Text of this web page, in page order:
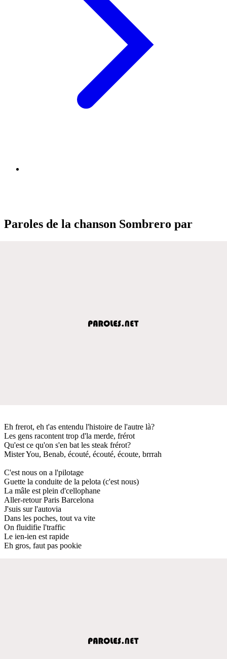
Paroles de la chanson Sombrero par
Eh frerot, eh t'as entendu l'histoire de l'autre là?
Les gens racontent trop d'la merde, frérot
Qu'est ce qu'on s'en bat les steak frérot?
Mister You, Benab, écouté, écouté, écoute, brrrah
C'est nous on a l'pilotage
Guette la conduite de la pelota (c'est nous)
La mâle est plein d'cellophane
Aller-retour Paris Barcelona
J'suis sur l'autovia
Dans les poches, tout va vite
On fluidifie l'traffic
Le ien-ien est rapide
Eh gros, faut pas pookie